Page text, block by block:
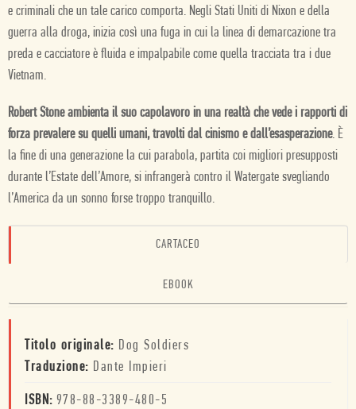
e criminali che un tale carico comporta. Negli Stati Uniti di Nixon e della
guerra alla droga, inizia così una fuga in cui la linea di demarcazione tra
preda e cacciatore è fluida e impalpabile come quella tracciata tra i due
Vietnam.
Robert Stone ambienta il suo capolavoro in una realtà che vede i rapporti di
forza prevalere su quelli umani, travolti dal cinismo e dall’esasperazione. È
la fine di una generazione la cui parabola, partita coi migliori presupposti
durante l’Estate dell’Amore, si infrangerà contro il Watergate svegliando
l’America da un sonno forse troppo tranquillo.
CARTACEO
EBOOK
Titolo originale: Dog Soldiers
Traduzione: Dante Impieri
ISBN: 978-88-3389-480-5